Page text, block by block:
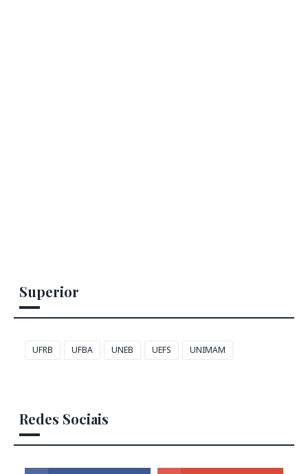
Superior
UFRB UFBA UNEB UEFS UNIMAM
Redes Sociais